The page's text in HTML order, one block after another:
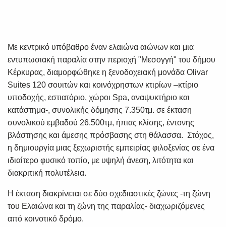
Με κεντρικό υπόβαθρο έναν ελαιώνα αιώνων και μια
εντυπωσιακή παραλία στην περιοχή "Μεσογγή" του δήμου
Κέρκυρας, διαμορφώθηκε η ξενοδοχειακή μονάδα Olivar
Suites 120 σουιτών και κοινόχρηστων κτιρίων –κτίριο
υποδοχής, εστιατόριο, χώροι Spa, αναψυκτήριο και
κατάστημα-, συνολικής δόμησης 7.350τμ. σε έκταση
συνολικού εμβαδού 26.500τμ, ήπιας κλίσης, έντονης
βλάστησης και άμεσης πρόσβασης στη θάλασσα. Στόχος,
η δημιουργία μιας ξεχωριστής εμπειρίας φιλοξενίας σε ένα
ιδιαίτερο φυσικό τοπίο, με υψηλή άνεση, λιτότητα και
διακριτική πολυτέλεια.
Η έκταση διακρίνεται σε δύο σχεδιαστικές ζώνες -τη ζώνη
του Ελαιώνα και τη ζώνη της παραλίας- διαχωριζόμενες
από κοινοτικό δρόμο.